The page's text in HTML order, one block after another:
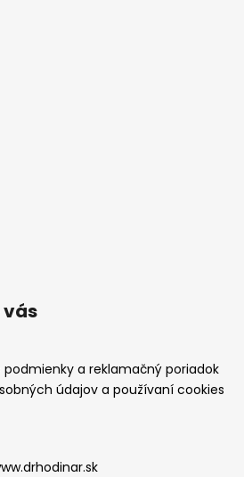
a reklamačný poriadok
údajov a používaní cookies